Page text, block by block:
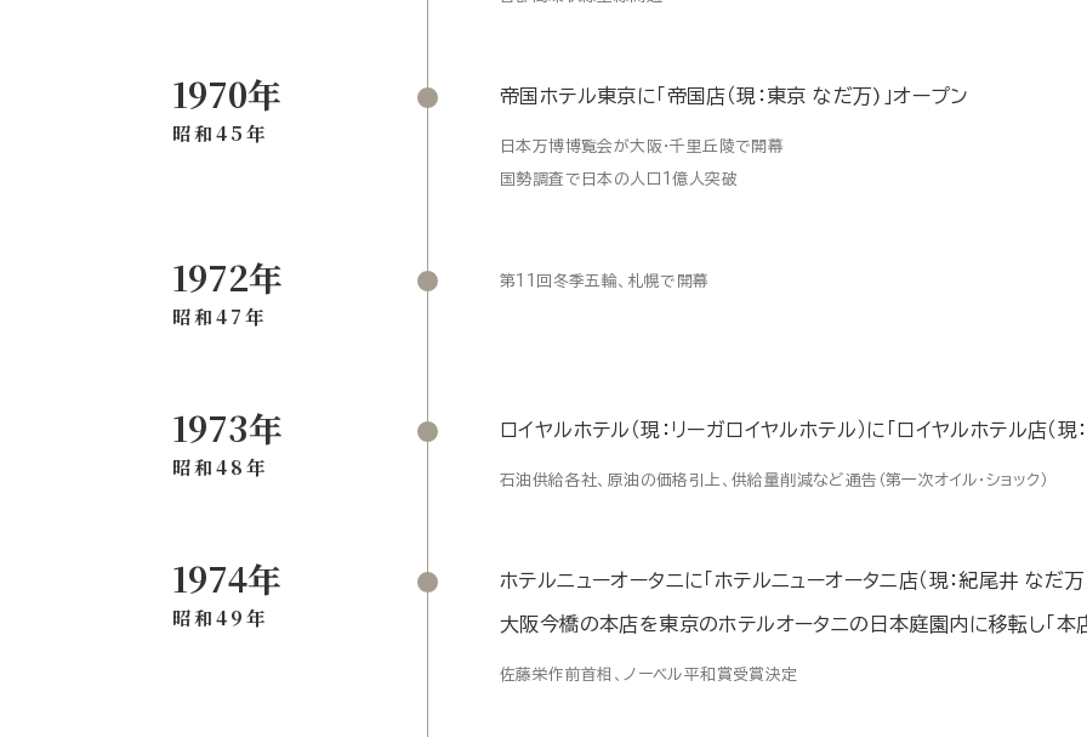
1970年
昭和45年
帝国ホテル東京に「帝国店（現：東京 なだ万)」オープン
日本万博博覧会が大阪・千里丘陵で開幕
国勢調査で日本の人口1億人突破
1972年
昭和47年
第11回冬季五輪、札幌で開幕
1973年
昭和48年
ロイヤルホテル（現：リーガロイヤルホテル）に「ロイヤルホテル店（
石油供給各社、原油の価格引上、供給量削減など通告（第一次オイル・ショック）
1974年
昭和49年
ホテルニューオータニに「ホテルニューオータニ店（現：紀尾井 なだ万
大阪今橋の本店を東京のホテルオータニの日本庭園内に移転し「本
佐藤栄作前首相、ノーベル平和賞受賞決定